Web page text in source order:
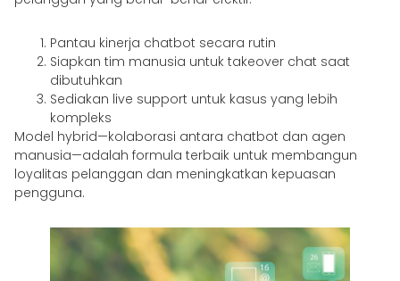
Pantau kinerja chatbot secara rutin
Siapkan tim manusia untuk takeover chat saat
dibutuhkan
Sediakan live support untuk kasus yang lebih
kompleks
Model hybrid—kolaborasi antara chatbot dan agen
manusia—adalah formula terbaik untuk membangun
loyalitas pelanggan dan meningkatkan kepuasan
pengguna.